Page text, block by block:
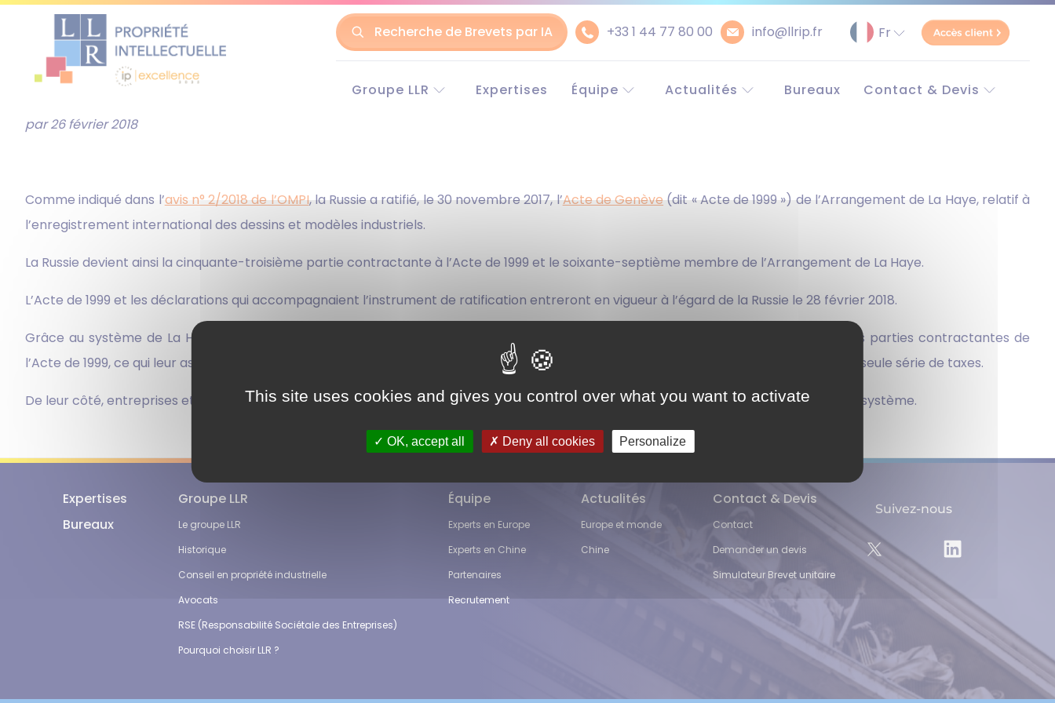
Recherche de Brevets par IA +33 1 44 77 80 00 info@llrip.fr
AllerGroupe LLR
Avocats
RSE (Responsabilité
Entreprises)
Expertises
Équipe
Recrutement
Actualités
Bureaux
Contact & Devis
par 26 février 2018
Comme indiqué dans l’avis n° 2/2018 de l’OMPI, la Russie a ratifié, le 30 novembre 2017, l’Acte de Genève(dit « Acte de 1999 ») de l’Arrangement de La Haye, relatif à
l’enregistrement international des dessins et modèles industriels.
La Russie devient ainsi la cinquante-troisième partie contractante à l’Acte de 1999 et le soixante-septième membre de l’Arrangement de La Haye.
L’Acte de 1999 et les déclarations qui accompagnaient l’instrument de ratification entreront en vigueur à l’égard de la Russie le 28 février 2018.
Grâce au système de La Haye, entreprises et créateurs russes pourront alors protéger leurs dessins et modèles industriels dans les parties contractantes de
l’Acte de 1999, ce qui leur assurera une protection dans 82 pays, via une seule demande internationale et moyennant le paiement d’une seule série de taxes.
De leur côté, entreprises et créateurs étrangers pourront protéger leurs dessins et modèles industriels en Russie en vertu de ce même système.
Expertises
Bureaux
Groupe LLR
Le groupe LLR
Historique
Conseil en propriété industrielle
Avocats
RSE (Responsabilité Sociétale des Entreprises)
Pourquoi choisir LLR ?
Équipe
Experts en Europe
Experts en Chine
Partenaires
Recrutement
Actualités
Europe et monde
Chine
Contact & Devis
Contact
Demander un devis
Simulateur Brevet unitaire
Suivez-nous
This site uses cookies and gives you control over what you want to activate
OK, accept all Deny all cookies Personalize